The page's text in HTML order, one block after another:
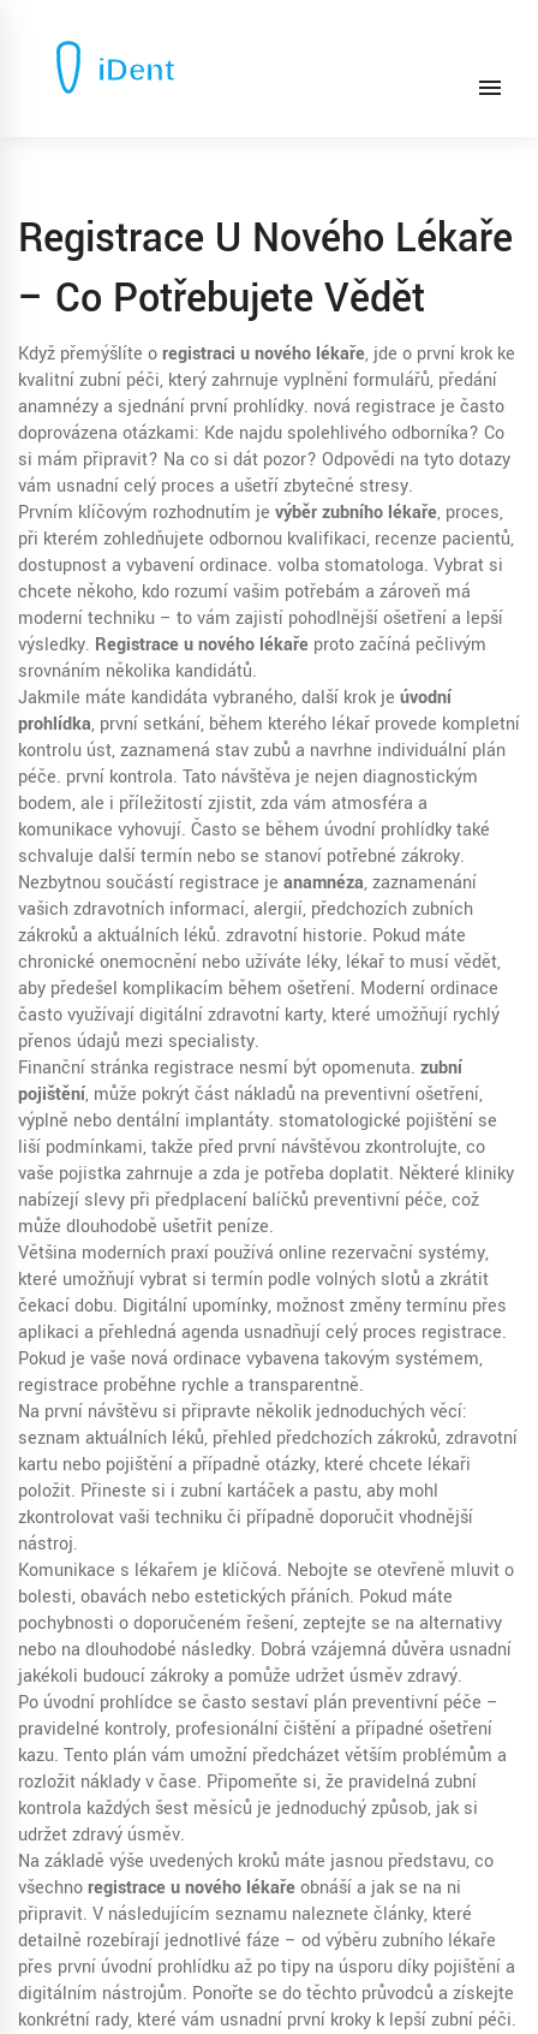
Registrace U Nového Lékaře
– Co Potřebujete Vědět
Když přemýšlíte oregistraci u nového lékaře, jde o první krok ke
kvalitní zubní péči, který zahrnuje vyplnění formulářů, předání
anamnézy a sjednání první prohlídky. nová registrace je často
doprovázena otázkami: Kde najdu spolehlivého odborníka? Co
si mám připravit? Na co si dát pozor? Odpovědi na tyto dotazy
vám usnadní celý proces a ušetří zbytečné stresy.
Prvním klíčovým rozhodnutím je výběr zubního lékaře, proces,
při kterém zohledňujete odbornou kvalifikaci, recenze pacientů,
dostupnost a vybavení ordinace. volba stomatologa. Vybrat si
chcete někoho, kdo rozumí vašim potřebám a zároveň má
moderní techniku – to vám zajistí pohodlnější ošetření a lepší
výsledky. Registrace u nového lékaře proto začíná pečlivým
srovnáním několika kandidátů.
Jakmile máte kandidáta vybraného, další krok je úvodní
prohlídka, první setkání, během kterého lékař provede kompletní
kontrolu úst, zaznamená stav zubů a navrhne individuální plán
péče. první kontrola. Tato návštěva je nejen diagnostickým
bodem, ale i příležitostí zjistit, zda vám atmosféra a
komunikace vyhovují. Často se během úvodní prohlídky také
schvaluje další termín nebo se stanoví potřebné zákroky.
Nezbytnou součástí registrace je anamnéza,zaznamenání
vašich zdravotních informací, alergií, předchozích zubních
zákroků a aktuálních léků. zdravotní historie. Pokud máte
chronické onemocnění nebo užíváte léky, lékař to musí vědět,
aby předešel komplikacím během ošetření. Moderní ordinace
často využívají digitální zdravotní karty, které umožňují rychlý
přenos údajů mezi specialisty.
Finanční stránka registrace nesmí být opomenuta. zubní
pojištění, může pokrýt část nákladů na preventivní ošetření,
výplně nebo dentální implantáty. stomatologické pojištění se
liší podmínkami, takže před první návštěvou zkontrolujte, co
vaše pojistka zahrnuje a zda je potřeba doplatit. Některé kliniky
nabízejí slevy při předplacení balíčků preventivní péče, což
může dlouhodobě ušetřit peníze.
Většina moderních praxí používá online rezervační systémy,
které umožňují vybrat si termín podle volných slotů a zkrátit
čekací dobu. Digitální upomínky, možnost změny termínu přes
aplikaci a přehledná agenda usnadňují celý proces registrace.
Pokud je vaše nová ordinace vybavena takovým systémem,
registrace proběhne rychle a transparentně.
Na první návštěvu si připravte několik jednoduchých věcí:
seznam aktuálních léků, přehled předchozích zákroků, zdravotní
kartu nebo pojištění a případně otázky, které chcete lékaři
položit. Přineste si i zubní kartáček a pastu, aby mohl
zkontrolovat vaši techniku či případně doporučit vhodnější
nástroj.
Komunikace s lékařem je klíčová. Nebojte se otevřeně mluvit o
bolesti, obavách nebo estetických přáních. Pokud máte
pochybnosti o doporučeném řešení, zeptejte se na alternativy
nebo na dlouhodobé následky. Dobrá vzájemná důvěra usnadní
jakékoli budoucí zákroky a pomůže udržet úsměv zdravý.
Po úvodní prohlídce se často sestaví plán preventivní péče –
pravidelné kontroly, profesionální čištění a případné ošetření
kazu. Tento plán vám umožní předcházet větším problémům a
rozložit náklady v čase. Připomeňte si, že pravidelná zubní
kontrola každých šest měsíců je jednoduchý způsob, jak si
udržet zdravý úsměv.
Na základě výše uvedených kroků máte jasnou představu, co
všechnoregistrace u nového lékařeobnáší a jak se na ni
připravit. V následujícím seznamu naleznete články, které
detailně rozebírají jednotlivé fáze – od výběru zubního lékaře
přes první úvodní prohlídku až po tipy na úsporu díky pojištění a
digitálním nástrojům. Ponořte se do těchto průvodců a získejte
konkrétní rady, které vám usnadní první kroky k lepší zubní péči.